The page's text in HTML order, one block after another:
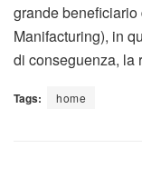
grande
Manifacturing), in
di conseguenza, la
Tags: home